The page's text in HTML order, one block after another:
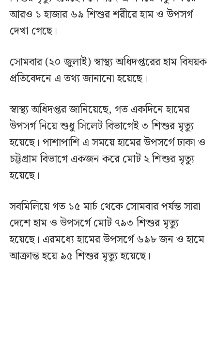
আরও ১ হাজার ৬৯ শিশুর শরীরে হাম ও উপসর্গ
দেখা গেছে।
সোমবার (২০ জুলাই) স্বাস্থ্য অধিদপ্তরের হাম বিষয়ক
প্রতিবেদনে এ তথ্য জানানো হয়েছে।
স্বাস্থ্য অধিদপ্তর জানিয়েছে, গত একদিনে হামের
উপসর্গ নিয়ে শুধু সিলেট বিভাগেই ৩ শিশুর মৃত্যু
হয়েছে। পাশাপাশি এ সময়ে হামের উপসর্গে ঢাকা ও
চট্টগ্রাম বিভাগে একজন করে মোট ২ শিশুর মৃত্যু
হয়েছে।
সবমিলিয়ে গত ১৫ মার্চ থেকে সোমবার পর্যন্ত সারা
দেশে হাম ও উপসর্গে মোট ৭৯৩ শিশুর মৃত্যু
হয়েছে। এরমধ্যে হামের উপসর্গে ৬৯৮ জন ও হামে
আক্রান্ত হয়ে ৯৫ শিশুর মৃত্যু হয়েছে।